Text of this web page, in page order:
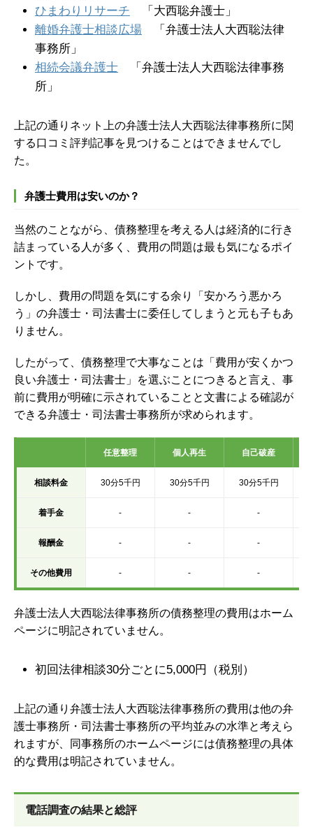
ひまわりリサーチ 「大西聡弁護士」
離婚弁護士相談広場 「弁護士法人大西聡法律
事務所」
相続会議弁護士 「弁護士法人大西聡法律事務
所」
上記の通りネット上の弁護士法人大西聡法律事務所に関
する口コミ評判記事を見つけることはできませんでし
た。
弁護士費用は安いのか？
当然のことながら、債務整理を考える人は経済的に行き
詰まっている人が多く、費用の問題は最も気になるポイ
ントです。
しかし、費用の問題を気にする余り「安かろう悪かろ
う」の弁護士・司法書士に委任してしまうと元も子もあ
りません。
したがって、債務整理で大事なことは「費用が安くかつ
良い弁護士・司法書士」を選ぶことにつきると言え、事
前に費用が明確に示されていることと文書による確認が
できる弁護士・司法書士事務所が求められます。
任意整理 個人再生 自己破産
相談料金 30分5千円 30分5千円 30分5千円
着手金 - - -
報酬金 - - -
その他費用 - - -
弁護士法人大西聡法律事務所の債務整理の費用はホーム
ページに明記されていません。
初回法律相談30分ごとに5,000円（税別）
上記の通り弁護士法人大西聡法律事務所の費用は他の弁
護士事務所・司法書士事務所の平均並みの水準と考えら
れますが、同事務所のホームページには債務整理の具体
的な費用は明記されていません。
電話調査の結果と総評